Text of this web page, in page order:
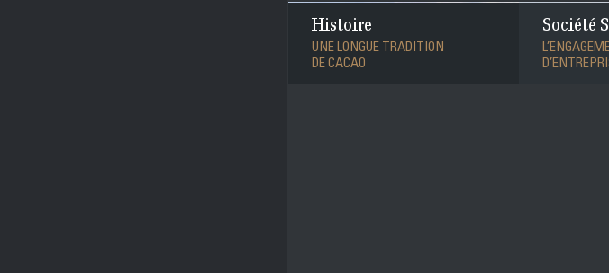
Histoire
UNE LONGUE TRADITION
DE CACAO
Société